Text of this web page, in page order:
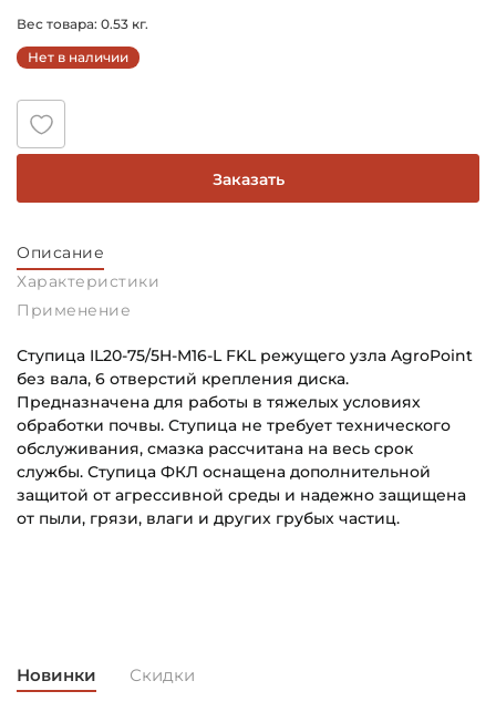
Вес товара: 0.53 кг.
Нет в наличии
Заказать
Описание
Характеристики
Применение
Ступица IL20-75/5H-M16-L FKL режущего узла AgroPoint
без вала, 6 отверстий крепления диска.
Предназначена для работы в тяжелых условиях
обработки почвы. Ступица не требует технического
обслуживания, смазка рассчитана на весь срок
службы. Ступица ФКЛ оснащена дополнительной
защитой от агрессивной среды и надежно защищена
от пыли, грязи, влаги и других грубых частиц.
Статическая грузоподъёмность "Сo":
Для сельхозтехники:
Новинки Скидки